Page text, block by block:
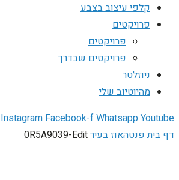
קלפי עיצוב בצבע
פרויקטים
פרויקטים
פרויקטים שבדרך
ניוזלטר
מהיוטיוב שלי
InstagramFacebook-fWhatsappYoutube
דף ביתפנטהאוז בעיר0R5A9039-Edit